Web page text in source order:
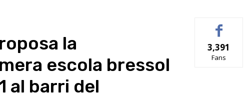
la
escola bressol
al barri del
3,391
Fans